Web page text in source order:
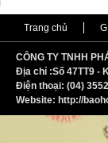
Trang chủ
CÔNG TY TNHH
Địa chỉ :Số 47TT9 -
Điện thoại: (04)
Website: http://